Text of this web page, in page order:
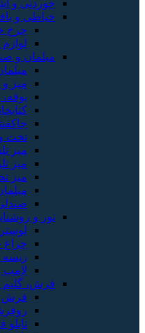
خوردنی و
خیاطی و
چرخ
مبلمان و
میز
تخت
میز
میز
میز
نور و
چراغ
ریسه
لامپ
فرش،
فرش